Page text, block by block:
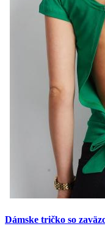
Dámske tričko so